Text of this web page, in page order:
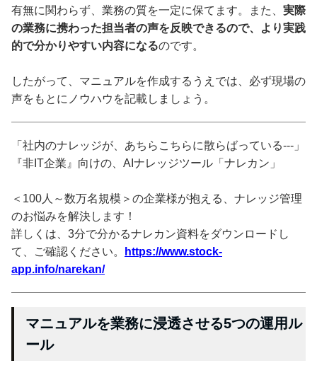
有無に関わらず、業務の質を一定に保てます。また、 実際
の業務に携わった担当者の声を反映できるので、より実践
的で分かりやすい内容になるのです。
したがって、マニュアルを作成するうえでは、必ず現場の
声をもとにノウハウを記載しましょう。
「社内のナレッジが、あちらこちらに散らばっている---」
『非IT企業』向けの、AIナレッジツール「ナレカン」
＜100人～数万名規模＞の企業様が抱える、ナレッジ管理
のお悩みを解決します！
詳しくは、3分で分かるナレカン資料をダウンロードし
て、ご確認ください。
https://www.stock-
app.info/narekan/
マニュアルを業務に浸透させる5つの運用ル
ール